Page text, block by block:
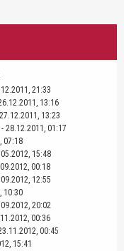
21:33
13:16
13:23
- 28.12.2011, 01:17
07:18
15:48
00:18
12:55
10:30
20:02
00:36
00:45
15:41